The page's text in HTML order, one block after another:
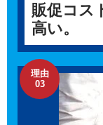
販促コス
高い。
理由
03